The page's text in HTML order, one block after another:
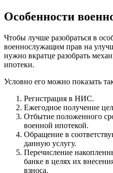
Особенности
Чтобы лучше разобраться в
военнослужащим прав на
нужно вкратце разобрать
ипотеки.
Условно его можно показать
Регистрация в НИС.
Ежегодное получение
Отбытие положенного
военной ипотекой.
Обращение в
данную услугу.
Перечисление
банке в целях их
взноса.